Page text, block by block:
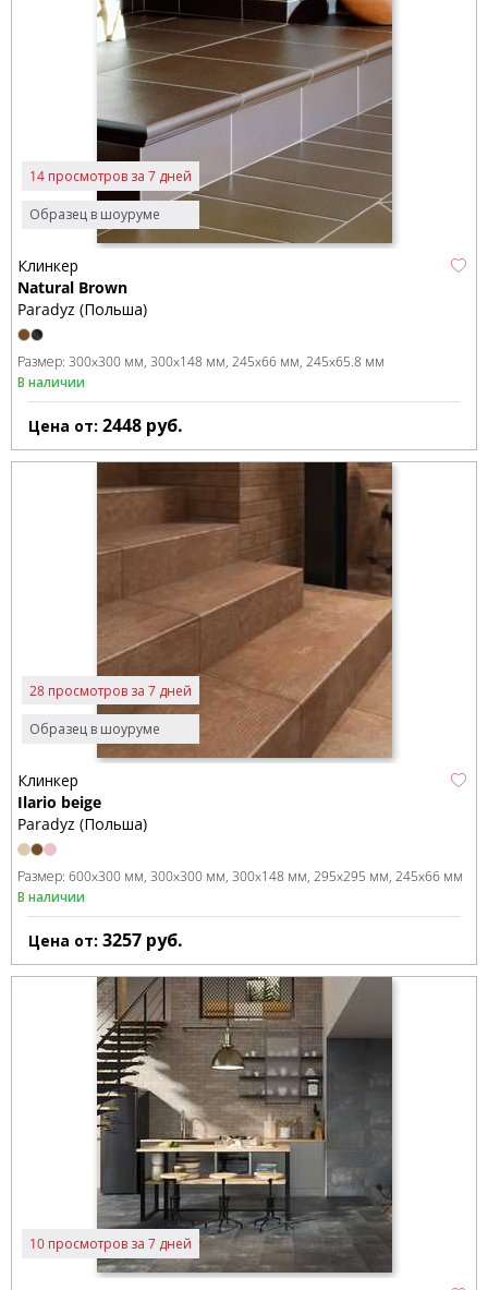
Образец в шоуруме
14 просмотров за 7 дней
Клинкер
Natural Brown
Paradyz (Польша)
Размер: 300x300 мм 300x148 мм 245x66 мм 245x65.8 мм
В наличии
Цена от: 2448 руб.
Образец в шоуруме
28 просмотров за 7 дней
Клинкер
Ilario beige
Paradyz (Польша)
Размер: 600x300 мм 300x300 мм 300x148 мм 295x295 мм 245x66 мм
В наличии
Цена от: 3257 руб.
10 просмотров за 7 дней